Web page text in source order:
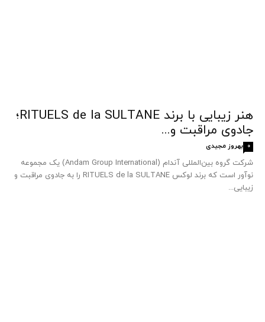
هنر زیبایی با برند RITUELS de la SULTANE؛
جادوی مراقبت و...
بهروز مجیدی 0
شرکت گروه بین‌المللی آندام (Andam Group International) یک مجموعه
نوآور است که برند لوکس RITUELS de la SULTANE را به جادوی مراقبت و
زیبایی...